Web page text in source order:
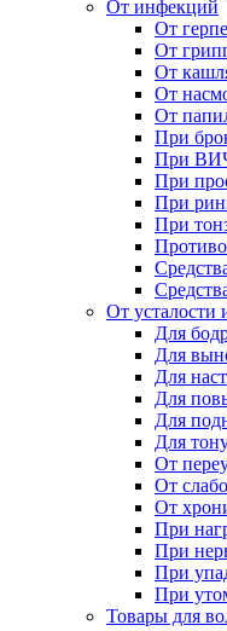
От инфекций
От
От
От
От
От
При
При
При
При
При
От усталости
Для
Для
Для
Для
Для
Для
От
От
От
При
При
При
При
Товары для